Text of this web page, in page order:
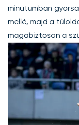
minutumban
mellé, majd a
magabiztosan a